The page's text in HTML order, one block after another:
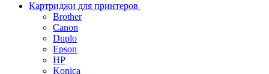
Картриджи для принтеров
Brother
Canon
Duplo
Epson
HP
Konica